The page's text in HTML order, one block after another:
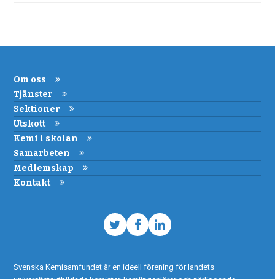
Om oss
Tjänster
Sektioner
Utskott
Kemi i skolan
Samarbeten
Medlemskap
Kontakt
TwitterFacebook
LinkedIn
Svenska Kemisamfundet är en ideell förening för landets